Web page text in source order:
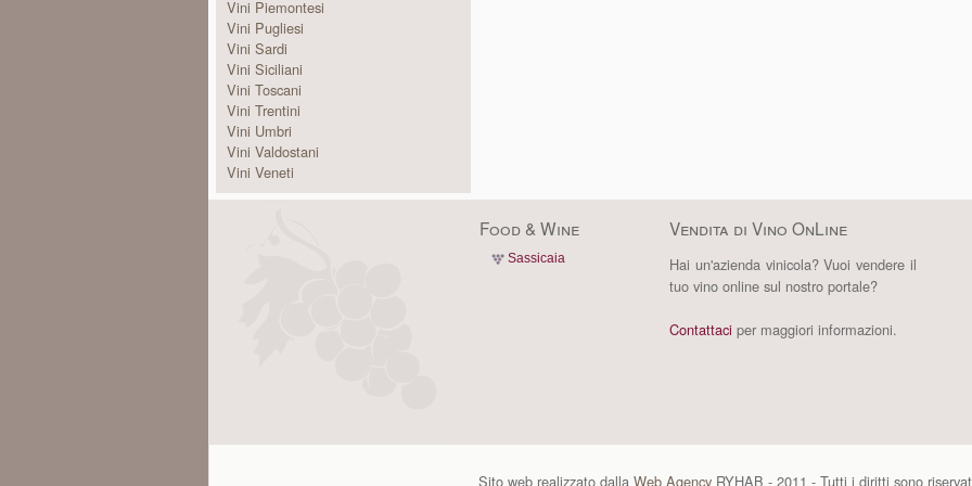
Vini Piemontesi
Vini Pugliesi
Vini Sardi
Vini Siciliani
Vini Toscani
Vini Trentini
Vini Umbri
Vini Valdostani
Vini Veneti
Food & Wine
Sassicaia
Vendita di Vino OnLine
Hai un'azienda vinicola? Vuoi vendere il
tuo vino online sul nostro portale?
Contattaci per maggiori informazioni.
Sito web realizzato dalla Web Agency RYHAB - 2011 - Tutti i diritti sono